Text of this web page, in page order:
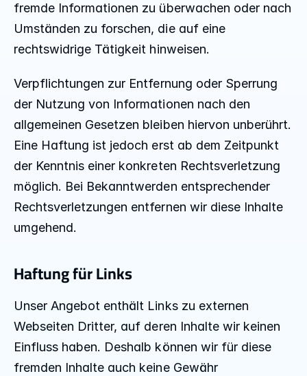
fremde Informationen zu überwachen oder nach
Umständen zu forschen, die auf eine
rechtswidrige Tätigkeit hinweisen.
Verpflichtungen zur Entfernung oder Sperrung
der Nutzung von Informationen nach den
allgemeinen Gesetzen bleiben hiervon unberührt.
Eine Haftung ist jedoch erst ab dem Zeitpunkt
der Kenntnis einer konkreten Rechtsverletzung
möglich. Bei Bekanntwerden entsprechender
Rechtsverletzungen entfernen wir diese Inhalte
umgehend.
Haftung für Links
Unser Angebot enthält Links zu externen
Webseiten Dritter, auf deren Inhalte wir keinen
Einfluss haben. Deshalb können wir für diese
fremden Inhalte auch keine Gewähr